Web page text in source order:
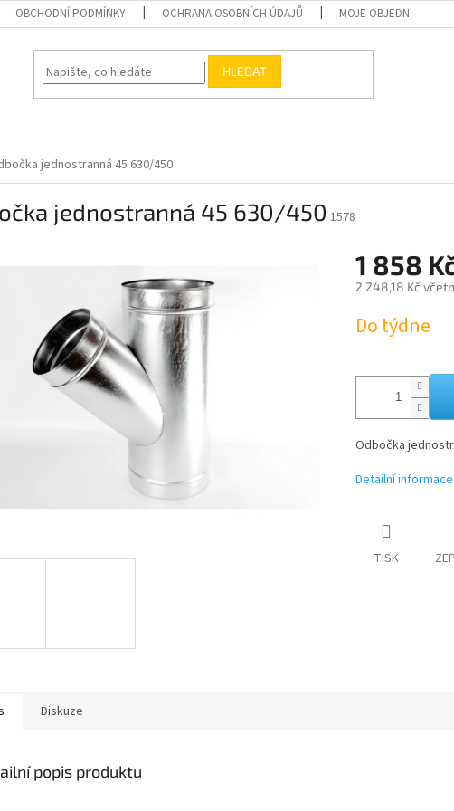
OBCHODNÍ PODMÍNKY OCHRANA OSOBNÍCH ÚDAJŮ MOJE OBJEDNÁVKA
HLEDAT
jednostranná 45 630/450
jednostranná 45 630/450 1578
1 858
2 248,18 Kč
cena:
Do týdne
Odbočka
Detailní informace
TISK
Diskuze
popis produktu